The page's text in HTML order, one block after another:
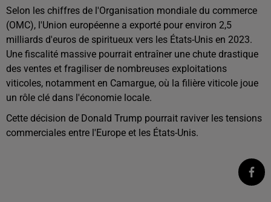
Selon les chiffres de l'Organisation mondiale du commerce
(OMC), l'Union européenne a exporté pour environ 2,5
milliards d'euros de spiritueux vers les États-Unis en 2023.
Une fiscalité massive pourrait entraîner une chute drastique
des ventes et fragiliser de nombreuses exploitations
viticoles, notamment en Camargue, où la filière viticole joue
un rôle clé dans l'économie locale.
Cette décision de Donald Trump pourrait raviver les tensions
commerciales entre l'Europe et les États-Unis.